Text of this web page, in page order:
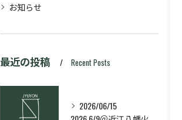
お知らせ
最近の投稿 Recent Posts
2026/06/15